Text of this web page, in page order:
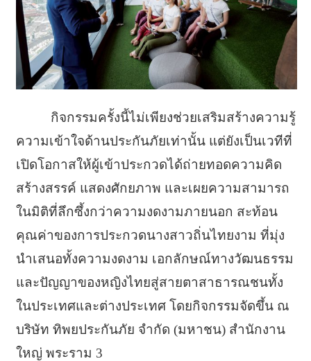
กิจกรรมครั้งนี้ไม่เพียงช่วยเสริมสร้างความรู้
ความเข้าใจด้านประกันภัยเท่านั้น แต่ยังเป็นเวทีที่
เปิดโอกาสให้ผู้เข้าประกวดได้ถ่ายทอดความคิด
สร้างสรรค์ แสดงศักยภาพ และเผยความสามารถ
ในมิติที่ลึกซึ้งกว่าความงดงามภายนอก สะท้อน
คุณค่าของการประกวดนางสาวถิ่นไทยงาม ที่มุ่ง
นำเสนอทั้งความงดงาม เอกลักษณ์ทางวัฒนธรรม
และปัญญาของหญิงไทยสู่สายตาสาธารณชนทั้ง
ในประเทศและต่างประเทศ โดยกิจกรรมจัดขึ้น ณ
บริษัท ทิพยประกันภัย จำกัด (มหาชน) สำนักงาน
ใหญ่ พระราม 3